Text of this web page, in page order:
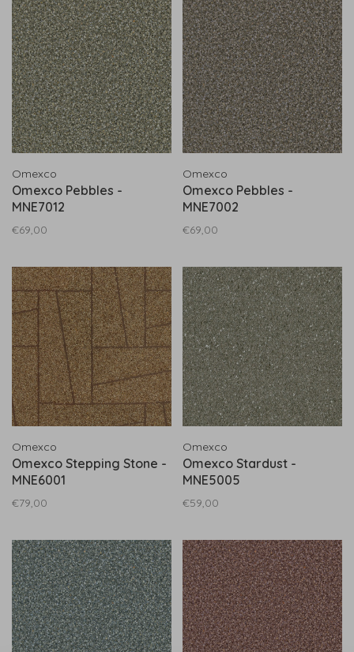
Omexco
Omexco Pebbles -
MNE7012
€69,00
Omexco
Omexco Pebbles -
MNE7002
€69,00
Omexco
Omexco Stepping Stone -
MNE6001
€79,00
Omexco
Omexco Stardust -
MNE5005
€59,00